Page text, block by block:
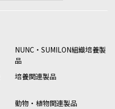
NUNC・SUMILON組織培養製
品
培養関連製品
動物・植物関連製品